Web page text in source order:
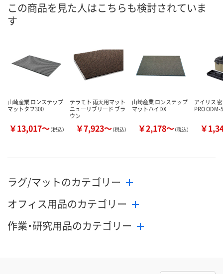
在庫 直送品 入荷待ち 直送品
お届け日
カゴへ
お取り扱い終了しま
した
カ
この商品を見た人はこちらも検討されていま
す
山崎産業 ロンステップ
マットタフ300
￥13,017～（税込）
テラモト 雨天用マット
ニューリブリード ブラ
ウン
￥7,923～（税込）
山崎産業 ロンステップ
マットハイDX
￥2,178～（税込）
アイリス
PRO ODM-
￥
ラグ/マットのカテゴリー
オフィス用品のカテゴリー
作業・研究用品のカテゴリー